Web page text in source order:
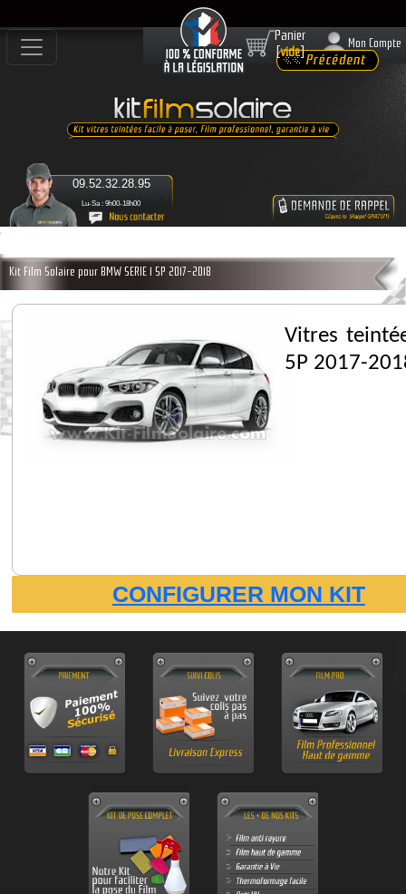
Lu-Sa : 9h00-18h00
09.52.32.28.95
Panier
[vide]
Mon Compte
Kit Film Solaire pour BMW SERIE 1 5P 2017-2018
Vitres
5P 2017-
CONFIGURER MON KIT